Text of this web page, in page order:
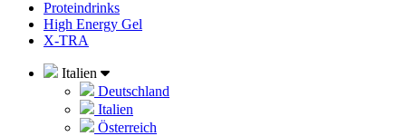
Proteindrinks
High Energy Gel
X-TRA
Italien
Deutschland
Italien
Österreich